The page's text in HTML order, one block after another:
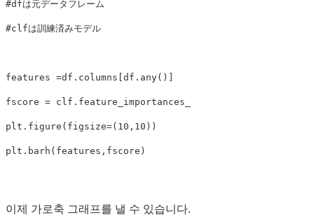
#dfは元データフレーム
#clfは訓練済みモデル
features =df.columns[df.any()]
fscore = clf.feature_importances_
plt.figure(figsize=(10,10))
이제 가로축 그래프를 낼 수 있습니다.